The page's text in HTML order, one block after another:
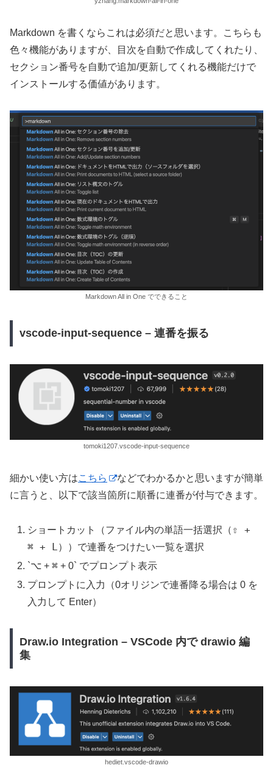
Markdown を書くならこれは必須だと思います。こちらも
色々機能がありますが、目次を自動で作成してくれたり、
セクション番号を自動で追加/更新してくれる機能だけで
インストールする価値があります。
Markdown All in One でできること
vscode-input-sequence – 連番を振る
tomoki1207.vscode-input-sequence
細かい使い方はこちら
などでわかるかと思いますが簡単
に言うと、以下で該当箇所に順番に連番が付与できます。
ショートカット（ファイル内の単語一括選択（ ⇧ +
⌘ + L））で連番をつけたい一覧を選択
`⌥ +⌘ + 0` でプロンプト表示
プロンプトに入力（0オリジンで連番降る場合は 0 を
入力して Enter）
Draw.io Integration – VSCode 内で drawio 編
集
hediet.vscode-drawio